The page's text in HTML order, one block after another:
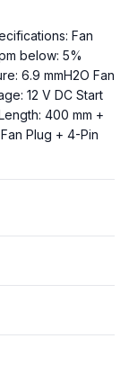
Fan
below: 5%
6.9 mmH2O Fan
12 V DC Start
400 mm +
Plug + 4-Pin